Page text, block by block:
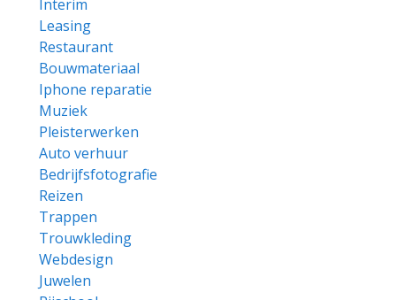
Interim
Leasing
Restaurant
Bouwmateriaal
Iphone reparatie
Muziek
Pleisterwerken
Auto verhuur
Bedrijfsfotografie
Reizen
Trappen
Trouwkleding
Webdesign
Juwelen